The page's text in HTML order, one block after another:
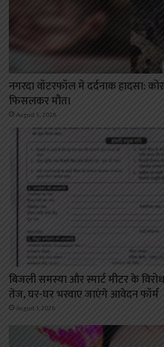
नगरदा वॉटरफॉल में दर्दनाक हादसा:
फिसलकर मौत।
August 5, 2026
बिजली समस्या और स्मार्ट मीटर के
तेज, घर-घर भरवाए जाएंगे आवेदन फॉर्म
August 1, 2026